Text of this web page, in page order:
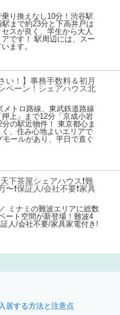
乗り換えなし10分！渋谷駅
駅まで約23分と下高井戸は
スが良く、学生から大人
です！ 駅周辺には、スー
ます。
い！】事務手数料＆初月
ペーン！シェアハウス北
メトロ路線、東武鉄道路線
上」まで12分「京成小岩
の駅近物件！ 東京都心ま
、住み心地よいエリアで
ールがあり、平日で直ぐ
下茶屋シェアハウス❗️難
❗️保証人/会社不要❗️家具
ミナミの難波エリアに総数
ート空間が新登場！難波4
人/会社不要/家具家電付き!
居する方法と注意点